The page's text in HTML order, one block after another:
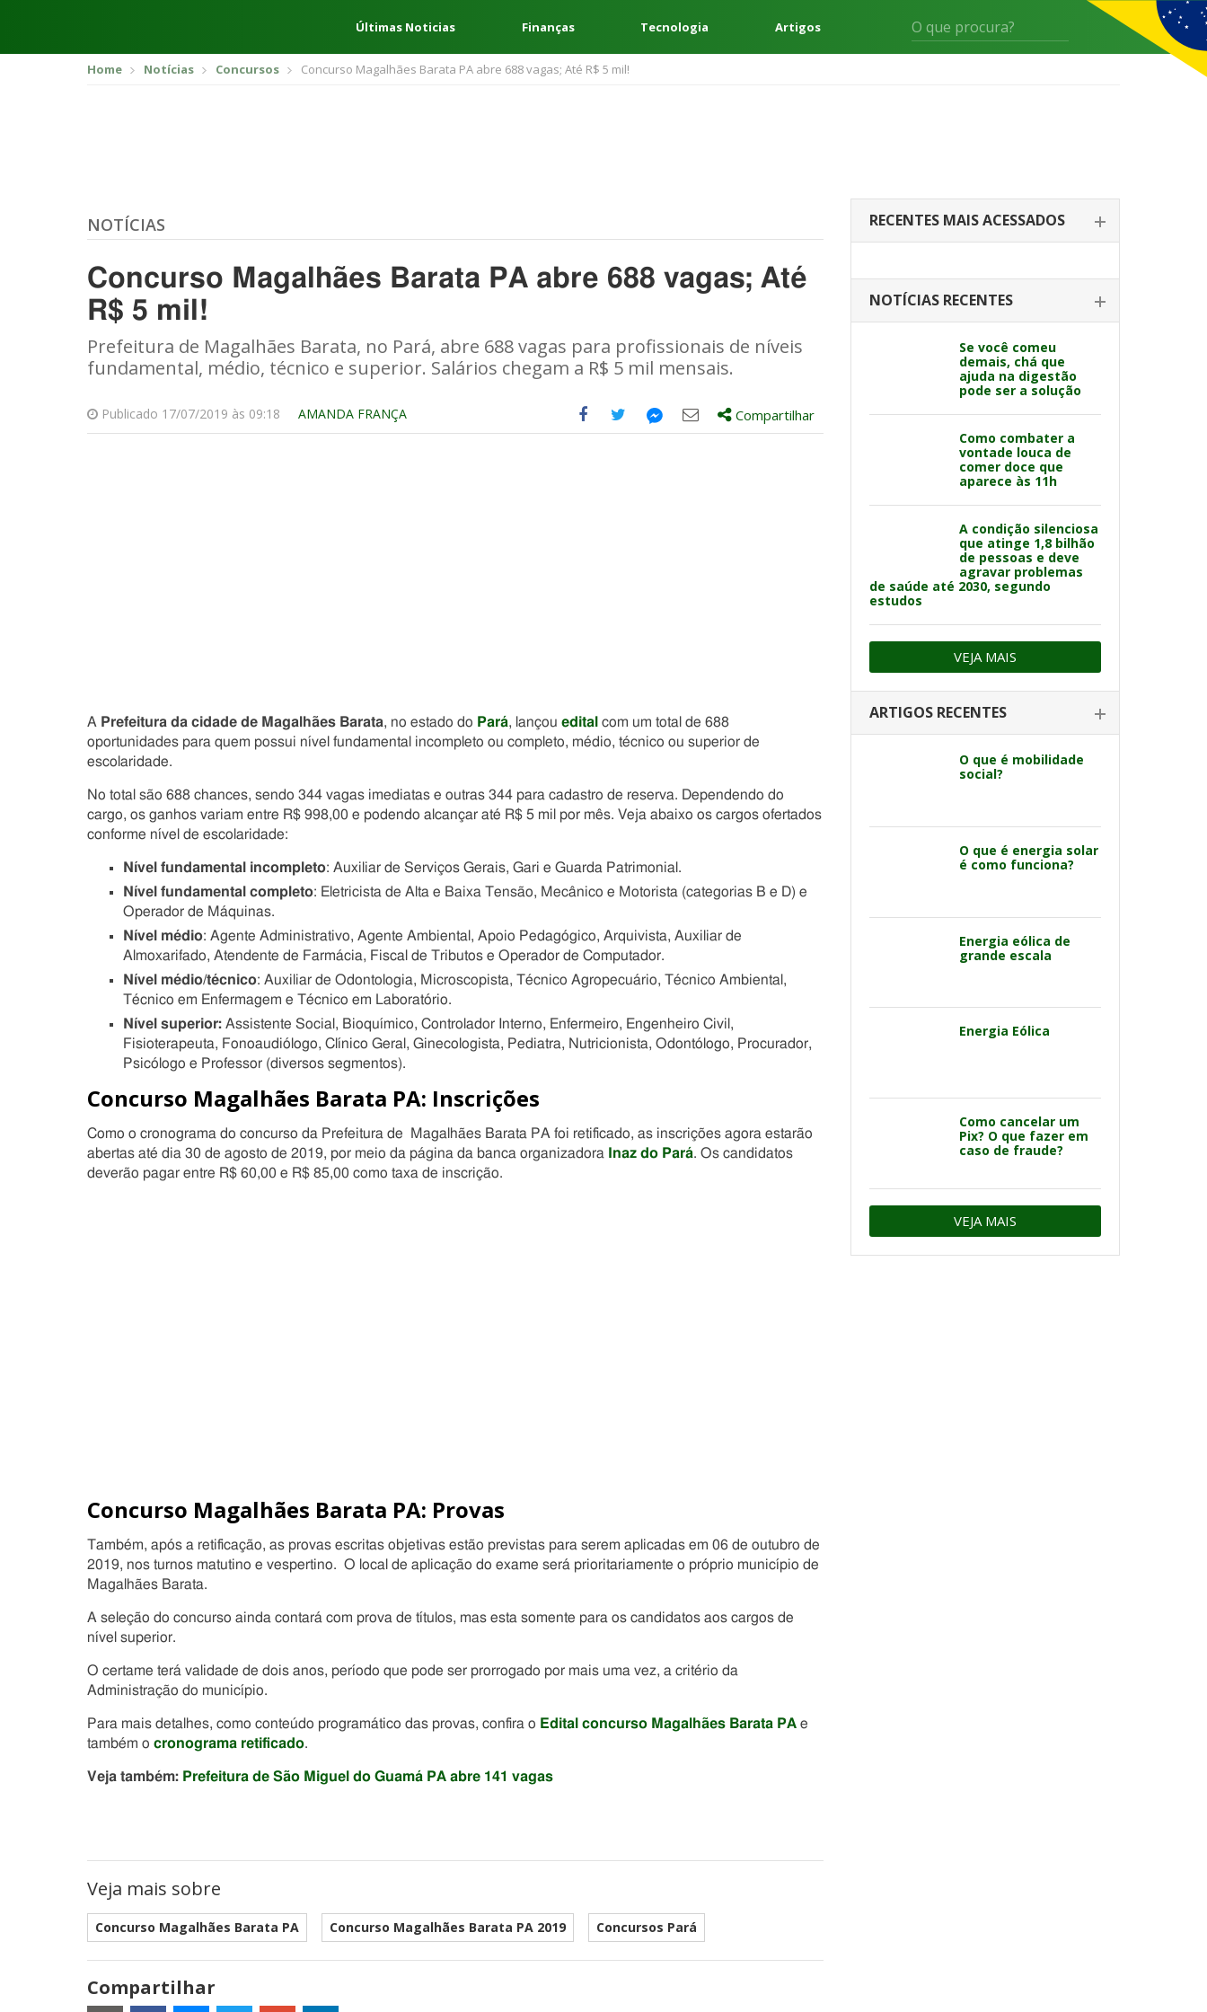
Últimas Noticias Finanças Tecnologia Artigos
Home Notícias Concursos Concurso Magalhães Barata PA abre 688 vagas; Até R$ 5 mil!
NOTÍCIAS
Concurso Magalhães Barata PA abre 688 vagas; Até
R$ 5 mil!
Prefeitura de Magalhães Barata, no Pará, abre 688 vagas para profissionais de níveis
fundamental, médio, técnico e superior. Salários chegam a R$ 5 mil mensais.
Publicado 17/07/2019 às 09:18 AMANDA FRANÇA
Compartilhe
CompartilheCompartilhe
Compartilhar
A Prefeitura da cidade de Magalhães Barata, no estado do Pará, lançou edital com um total de 688
oportunidades para quem possui nível fundamental incompleto ou completo, médio, técnico ou superior de
escolaridade.
No total são 688 chances, sendo 344 vagas imediatas e outras 344 para cadastro de reserva. Dependendo do
cargo, os ganhos variam entre R$ 998,00 e podendo alcançar até R$ 5 mil por mês. Veja abaixo os cargos ofertados
conforme nível de escolaridade:
Nível fundamental incompleto: Auxiliar de Serviços Gerais, Gari e Guarda Patrimonial.
Nível fundamental completo: Eletricista de Alta e Baixa Tensão, Mecânico e Motorista (categorias B e D) e
Operador de Máquinas.
Nível médio: Agente Administrativo, Agente Ambiental, Apoio Pedagógico, Arquivista, Auxiliar de
Almoxarifado, Atendente de Farmácia, Fiscal de Tributos e Operador de Computador.
Nível médio/técnico: Auxiliar de Odontologia, Microscopista, Técnico Agropecuário, Técnico Ambiental,
Técnico em Enfermagem e Técnico em Laboratório.
Nível superior: Assistente Social, Bioquímico, Controlador Interno, Enfermeiro, Engenheiro Civil,
Fisioterapeuta, Fonoaudiólogo, Clínico Geral, Ginecologista, Pediatra, Nutricionista, Odontólogo, Procurador,
Psicólogo e Professor (diversos segmentos).
Concurso Magalhães Barata PA: Inscrições
Como o cronograma do concurso da Prefeitura de Magalhães Barata PA foi retificado, as inscrições agora estarão
abertas até dia 30 de agosto de 2019, por meio da página da banca organizadora
Inaz do Pará. Os candidatos
deverão pagar entre R$ 60,00 e R$ 85,00 como taxa de inscrição.
Concurso Magalhães Barata PA: Provas
Também, após a retificação, as provas escritas objetivas estão previstas para serem aplicadas em 06 de outubro de
2019, nos turnos matutino e vespertino. O local de aplicação do exame será prioritariamente o próprio município de
Magalhães Barata.
A seleção do concurso ainda contará com prova de títulos, mas esta somente para os candidatos aos cargos de
nível superior.
O certame terá validade de dois anos, período que pode ser prorrogado por mais uma vez, a critério da
Administração do município.
Para mais detalhes, como conteúdo programático das provas, confira o Edital concurso Magalhães Barata PA e
também o cronograma retificado.
Veja também: Prefeitura de São Miguel do Guamá PA abre 141 vagas
Veja mais sobre
Concurso Magalhães Barata PA Concurso Magalhães Barata PA 2019 Concursos Pará
Compartilhar
Estes
RECENTES MAIS ACESSADOS
NOTÍCIAS RECENTES
Se você comeu
demais, chá que
ajuda na digestão
pode ser a solução
Como combater a
vontade louca de
comer doce que
aparece às 11h
A condição silenciosa
que atinge 1,8 bilhão
de pessoas e deve
agravar problemas
de saúde até 2030, segundo
estudos
VEJA MAIS
ARTIGOS RECENTES
O que é mobilidade
social?
O que é energia solar
é como funciona?
Energia eólica de
grande escala
Energia Eólica
Como cancelar um
Pix? O que fazer em
caso de fraude?
VEJA MAIS